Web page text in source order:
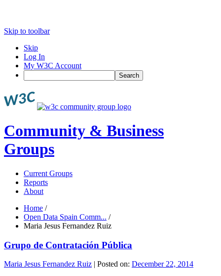
Skip to toolbar
Skip
Log In
My W3C Account
Search
Community & Business
Groups
Current Groups
Reports
About
Home /
Open Data Spain Comm... /
Maria Jesus Fernandez Ruiz
Grupo de Contratación Pública
Maria Jesus Fernandez Ruiz | Posted on: December 22, 2014